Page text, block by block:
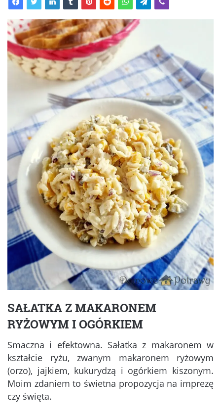
SAŁATKA Z MAKARONEM
RYŻOWYM I OGÓRKIEM
Smaczna i efektowna. Sałatka z makaronem w
kształcie ryżu, zwanym makaronem ryżowym
(orzo), jajkiem, kukurydzą i ogórkiem kiszonym.
Moim zdaniem to świetna propozycja na imprezę
czy święta.